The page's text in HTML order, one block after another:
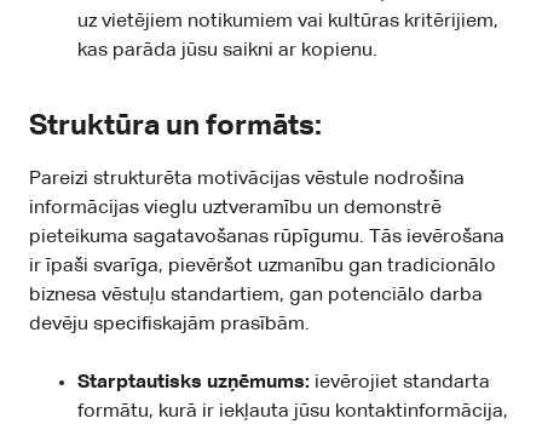
uz vietējiem notikumiem vai kultūras kritērijiem,
kas parāda jūsu saikni ar kopienu.
Struktūra un formāts:
Pareizi strukturēta motivācijas vēstule nodrošina
informācijas vieglu uztveramību un demonstrē
pieteikuma sagatavošanas rūpīgumu. Tās ievērošana
ir īpaši svarīga, pievēršot uzmanību gan tradicionālo
biznesa vēstuļu standartiem, gan potenciālo darba
devēju specifiskajām prasībām.
Starptautisks uzņēmums: ievērojiet standarta
formātu, kurā ir iekļauta jūsu kontaktinformācija,